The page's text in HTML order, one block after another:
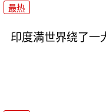
最热
印度满世界绕了一